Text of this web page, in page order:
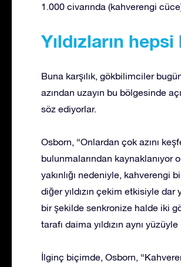
1.000 civarında (kahverengi
Yıldızların
Buna karşılık, gökbilimciler
azından uzayın bu bölgesinde
söz ediyorlar.
Osborn, “Onlardan çok azını
bulunmalarından kaynaklanıyor
yakınlığı nedeniyle,
diğer yıldızın çekim etkisiyle
bir şekilde senkronize halde iki
tarafı daima yıldızın aynı
İlginç biçimde, Osborn,